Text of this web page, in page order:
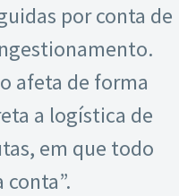
por conta de
afeta de forma
a logística de
em que todo
conta”.